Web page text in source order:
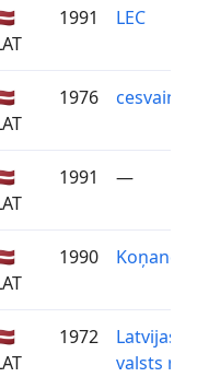
1991 LEC
1976 cesvaine
1991 —
1990 Koņanda
1972
Latvijas
valsts